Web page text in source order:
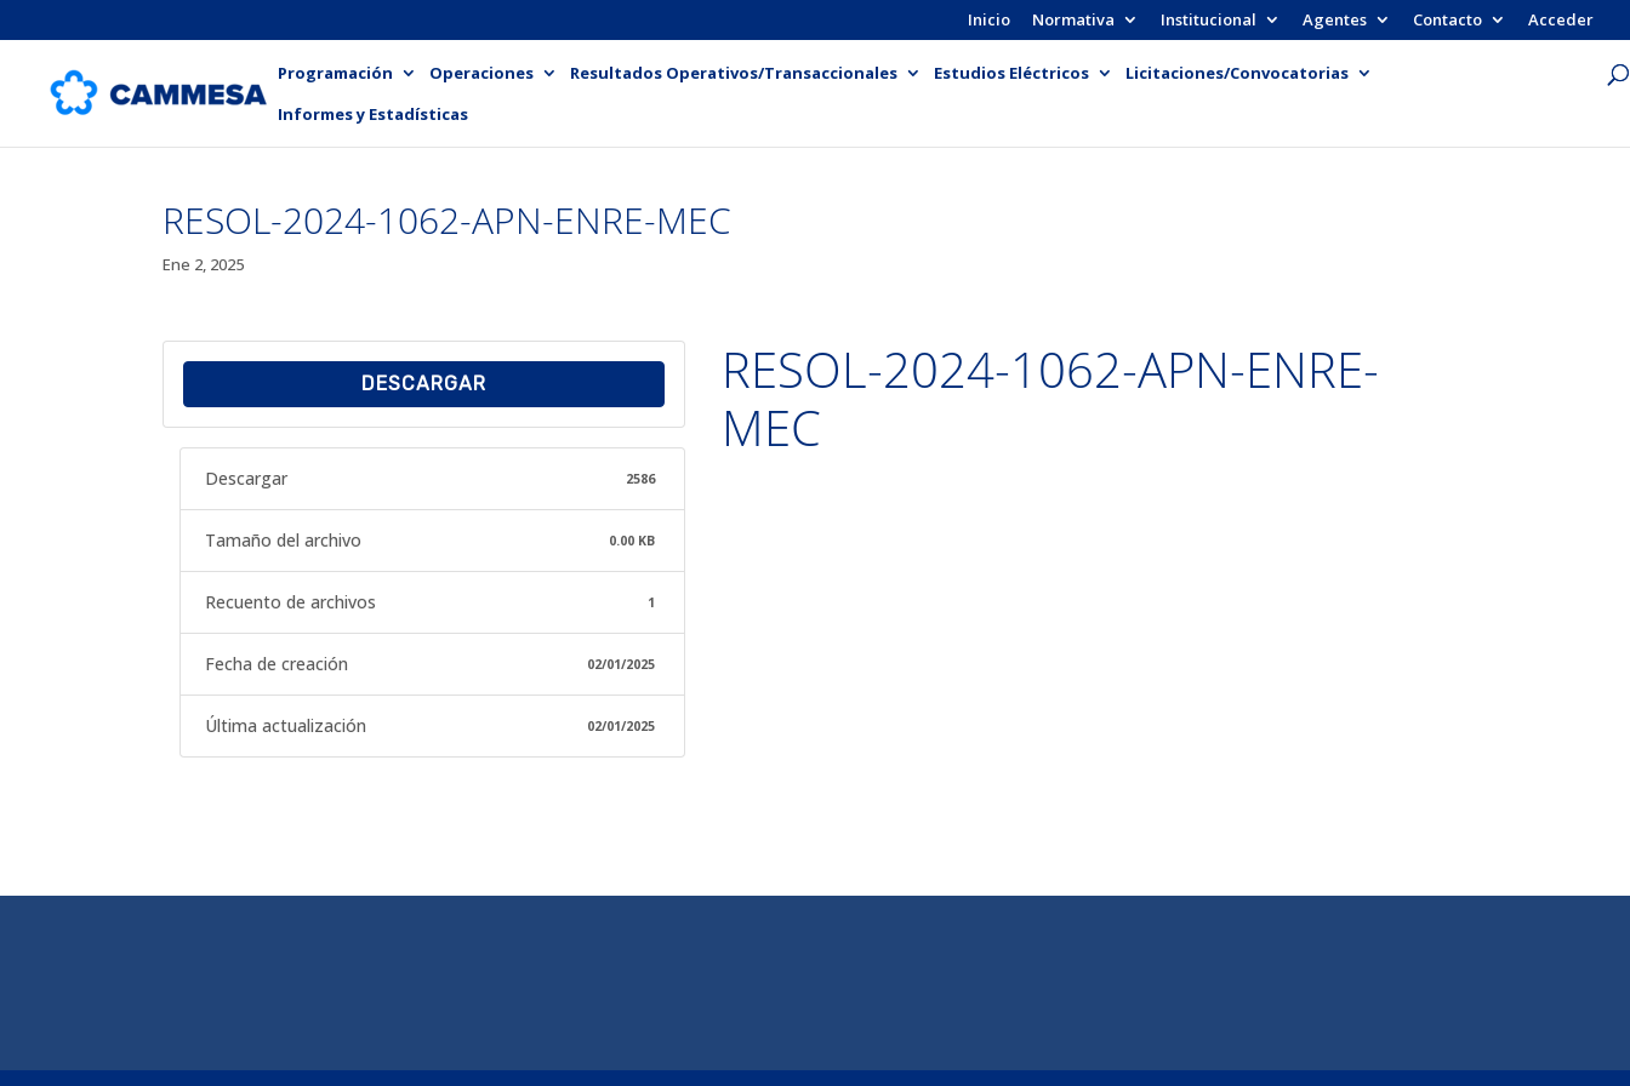
Inicio Normativa Institucional Agentes Contacto Acceder
Programación Operaciones Resultados Operativos/Transaccionales Estudios Eléctricos
Licitaciones/Convocatorias
Informes y Estadísticas
RESOL-2024-1062-APN-ENRE-MEC
Ene 2, 2025
DESCARGAR
Descargar 2586
Tamaño del archivo 0.00 KB
Recuento de archivos 1
Fecha de creación 02/01/2025
Última actualización 02/01/2025
RESOL-2024-1062-APN-ENRE-
MEC